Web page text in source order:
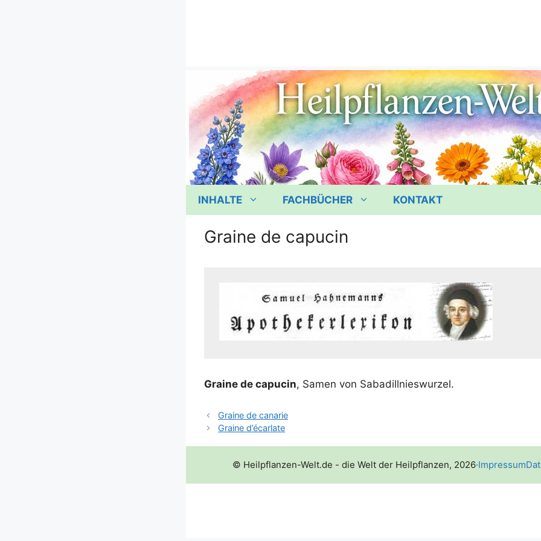
INHALTE FACHBÜCHER KONTAKT
Graine de capucin
Grai­ne de capu­cin, Samen von Sabadillnieswurzel.
Graine de canarie
Graine d’écarlate
© Heilpflanzen-Welt.de - die Welt der Heilpflanzen, 2026·Impressum